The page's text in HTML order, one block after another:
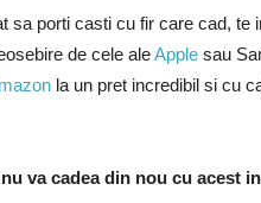
sa porti casti cu fir care cad,
de cele aleApple sau
la un pret incredibil si cu
va cadea din nou cu acest